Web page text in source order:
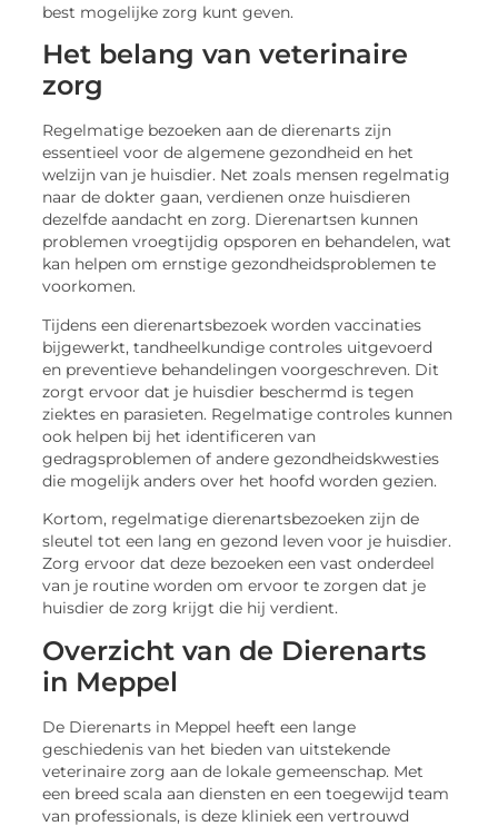
best mogelijke zorg kunt geven.
Het belang van veterinaire
zorg
Regelmatige bezoeken aan de dierenarts zijn
essentieel voor de algemene gezondheid en het
welzijn van je huisdier. Net zoals mensen regelmatig
naar de dokter gaan, verdienen onze huisdieren
dezelfde aandacht en zorg. Dierenartsen kunnen
problemen vroegtijdig opsporen en behandelen, wat
kan helpen om ernstige gezondheidsproblemen te
voorkomen.
Tijdens een dierenartsbezoek worden vaccinaties
bijgewerkt, tandheelkundige controles uitgevoerd
en preventieve behandelingen voorgeschreven. Dit
zorgt ervoor dat je huisdier beschermd is tegen
ziektes en parasieten. Regelmatige controles kunnen
ook helpen bij het identificeren van
gedragsproblemen of andere gezondheidskwesties
die mogelijk anders over het hoofd worden gezien.
Kortom, regelmatige dierenartsbezoeken zijn de
sleutel tot een lang en gezond leven voor je huisdier.
Zorg ervoor dat deze bezoeken een vast onderdeel
van je routine worden om ervoor te zorgen dat je
huisdier de zorg krijgt die hij verdient.
Overzicht van de Dierenarts
in Meppel
De Dierenarts in Meppel heeft een lange
geschiedenis van het bieden van uitstekende
veterinaire zorg aan de lokale gemeenschap. Met
een breed scala aan diensten en een toegewijd team
van professionals, is deze kliniek een vertrouwd